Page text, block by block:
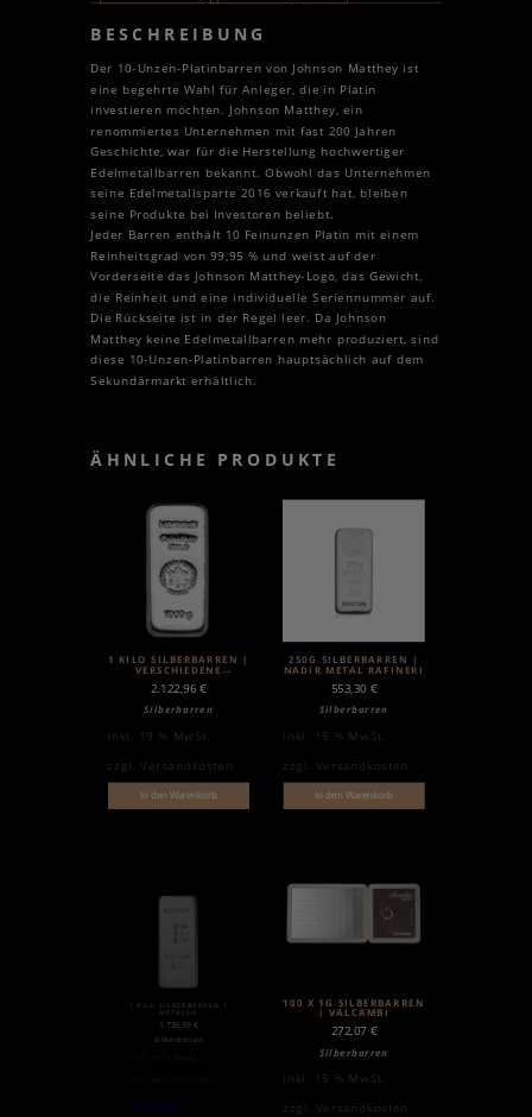
BESCHREIBUNG
Der 10-Unzen-Platinbarren von Johnson Matthey ist
eine begehrte Wahl für Anleger, die in Platin
investieren möchten. Johnson Matthey, ein
renommiertes Unternehmen mit fast 200 Jahren
Geschichte, war für die Herstellung hochwertiger
Edelmetallbarren bekannt. Obwohl das Unternehmen
seine Edelmetallsparte 2016 verkauft hat, bleiben
seine Produkte bei Investoren beliebt.
Jeder Barren enthält 10 Feinunzen Platin mit einem
Reinheitsgrad von 99,95 % und weist auf der
Vorderseite das Johnson Matthey-Logo, das Gewicht,
die Reinheit und eine individuelle Seriennummer auf.
Die Rückseite ist in der Regel leer. Da Johnson
Matthey keine Edelmetallbarren mehr produziert, sind
diese 10-Unzen-Platinbarren hauptsächlich auf dem
Sekundärmarkt erhältlich.
ÄHNLICHE PRODUKTE
1 KILO SILBERBARREN |
VERSCHIEDENE
2.122,96 €
Silberbarren
inkl. 19 % MwSt.
zzgl.Versandkosten
In den Warenkorb
250G SILBERBARREN |
NADIR METAL RAFINERI
553,30 €
Silberbarren
inkl. 19 % MwSt.
zzgl. Versandkosten
In den Warenkorb
1 KILO SILBERBARREN |
METALOR
1.739,39 €
Silberbarren
Weiterlesen
100 X 1G SILBERBARREN
| VALCAMBI
272,07 €
Silberbarren
inkl. 19 % MwSt.
zzgl. Versandkosten